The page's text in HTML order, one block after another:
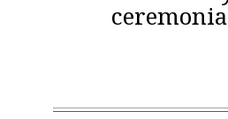
ceremonia